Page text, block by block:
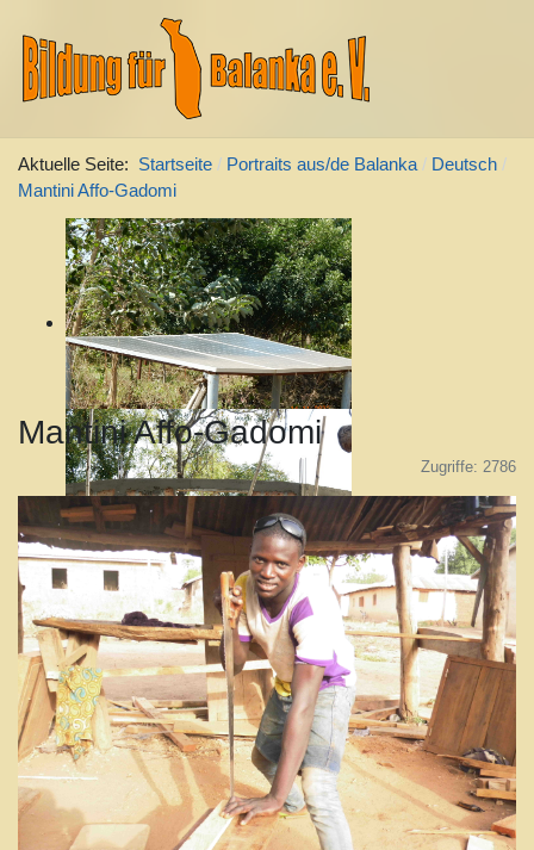
Aktuelle Seite: Startseite Portraits aus/de Balanka
Deutsch
Mantini Affo-Gadomi
Mantini Affo-Gadomi
Zugriffe: 2786